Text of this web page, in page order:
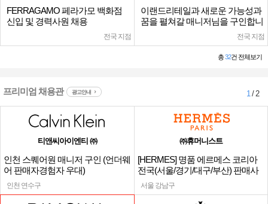
FERRAGAMO 페라가모 백화점
신입 및 경력사원 채용
전국 지점
이랜드리테일과 새로운 가능성과
꿈을 펼쳐갈 매니저님을 구인합니
전국 지점
총32건 전체보기
프리미엄 채용관 광고안내 1/ 2
티앤씨아이엔티 ㈜
인천 스퀘어원 매니저 구인 (언더웨
어 판매자경험자 우대)
인천 연수구
㈜휴머니스트
[HERMES] 명품 에르메스 코리아
전국(서울/경기/대구/부산) 판매사
원
서울 강남구